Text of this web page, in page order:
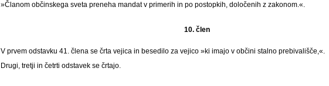
»Članom občinskega sveta preneha mandat v primerih in po postopkih, določenih z zakonom.«.
10. člen
V prvem odstavku 41. člena se črta vejica in besedilo za vejico »ki imajo v občini stalno prebivališče,«.
Drugi, tretji in četrti odstavek se črtajo.